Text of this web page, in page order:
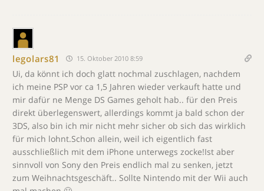
legolars81 15. Oktober 2010 8:59
Ui, da könnt ich doch glatt nochmal zuschlagen, nachdem
ich meine PSP vor ca 1,5 Jahren wieder verkauft hatte und
mir dafür ne Menge DS Games geholt hab.. für den Preis
direkt überlegenswert, allerdings kommt ja bald schon der
3DS, also bin ich mir nicht mehr sicher ob sich das wirklich
für mich lohnt.Schon allein, weil ich eigentlich fast
ausschließlich mit dem iPhone unterwegs zocke!Ist aber
sinnvoll von Sony den Preis endlich mal zu senken, jetzt
zum Weihnachtsgeschäft.. Sollte Nintendo mit der Wii auch